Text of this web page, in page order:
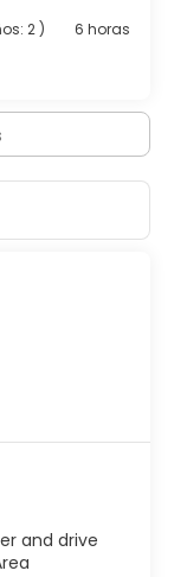
2 )
6 horas
and drive